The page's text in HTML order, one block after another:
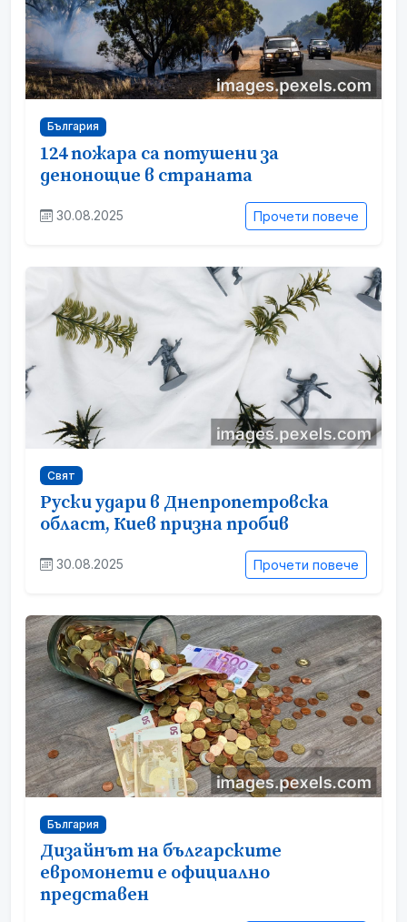
България
124 пожара са потушени за
денонощие в страната
30.08.2025 Прочети повече
Свят
Руски удари в Днепропетровска
област, Киев призна пробив
30.08.2025 Прочети повече
България
Дизайнът на българските
евромонети е официално
представен